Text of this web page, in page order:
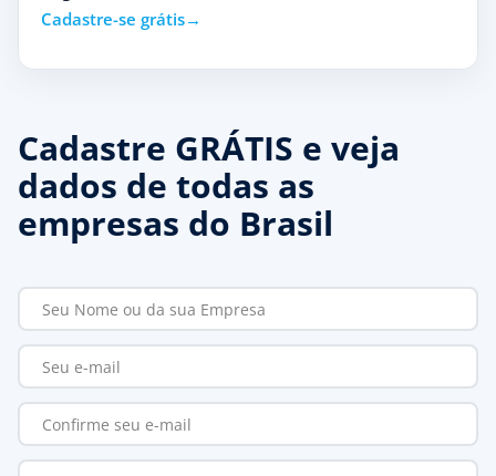
Cadastre-se grátis
Cadastre GRÁTIS e veja
dados de todas as
empresas do Brasil